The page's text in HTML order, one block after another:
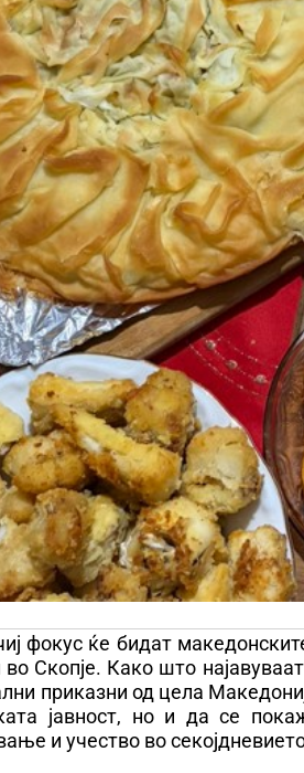
фокус ќе бидат
во Скопје. Како што
приказни од цела
јавност, но и да се
и учество во